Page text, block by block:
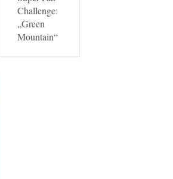
Challenge:
„Green
Mountain“